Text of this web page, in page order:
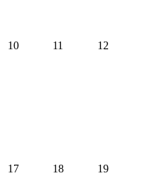
10 11 12
17 18 19